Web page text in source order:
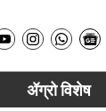
ॲग्रो विशेष